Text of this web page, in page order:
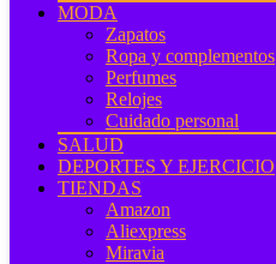
MODA
Zapatos
Ropa y complementos
Perfumes
Relojes
Cuidado personal
SALUD
DEPORTES Y EJERCICIO
TIENDAS
Amazon
Aliexpress
Miravia